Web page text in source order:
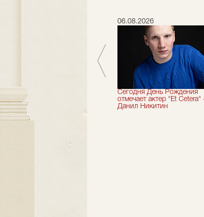
театральный сезон!
06.08.2026
Сегодня День Рождения
отмечает актер "Et Cetera"
Данил Никитин